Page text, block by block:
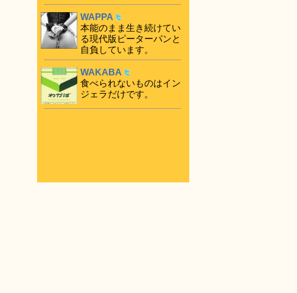
WAPPA
本能のまま生き続けてい
る現代版ピーターパンと
自負しています。
WAKABA
食べられないものはイン
ジェラだけです。